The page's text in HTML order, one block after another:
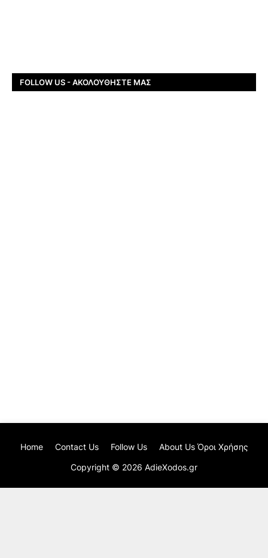
FOLLOW US - ΑΚΟΛΟΥΘΉΣΤΕ ΜΑΣ
Copyright © 2026 AdieXodos.gr
Home Contact Us Follow Us About Us Όροι Χρήσης